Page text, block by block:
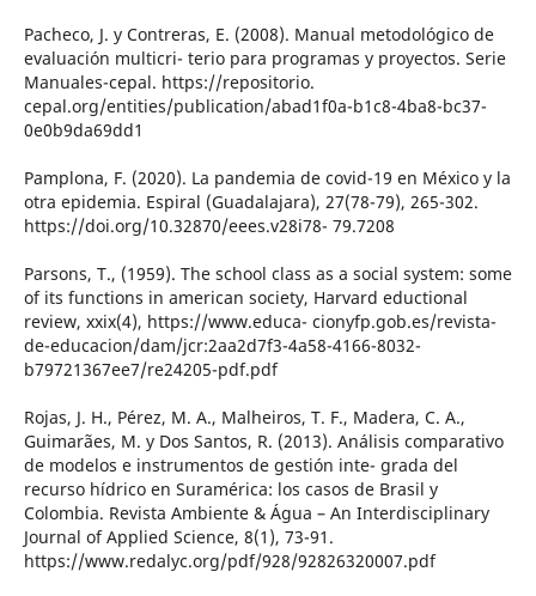
Pacheco, J. y Contreras, E. (2008). Manual metodológico de
evaluación multicri- terio para programas y proyectos. Serie
Manuales-cepal. https://repositorio.
cepal.org/entities/publication/abad1f0a-b1c8-4ba8-bc37-
0e0b9da69dd1
Pamplona, F. (2020). La pandemia de covid-19 en México y la
otra epidemia. Espiral (Guadalajara), 27(78-79), 265-302.
https://doi.org/10.32870/eees.v28i78- 79.7208
Parsons, T., (1959). The school class as a social system: some
of its functions in american society, Harvard eductional
review, xxix(4), https://www.educa- cionyfp.gob.es/revista-
de-educacion/dam/jcr:2aa2d7f3-4a58-4166-8032-
b79721367ee7/re24205-pdf.pdf
Rojas, J. H., Pérez, M. A., Malheiros, T. F., Madera, C. A.,
Guimarães, M. y Dos Santos, R. (2013). Análisis comparativo
de modelos e instrumentos de gestión inte- grada del
recurso hídrico en Suramérica: los casos de Brasil y
Colombia. Revista Ambiente & Água – An Interdisciplinary
Journal of Applied Science, 8(1), 73-91.
https://www.redalyc.org/pdf/928/92826320007.pdf